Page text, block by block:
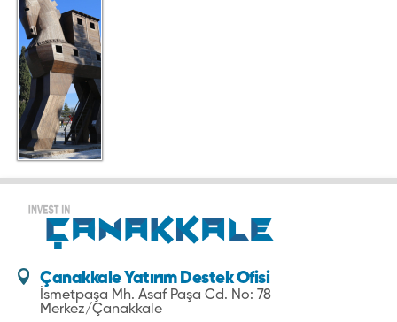
Çanakkale Yatırım Destek Ofisi
İsmetpaşa Mh. Asaf Paşa Cd. No: 78
Merkez/Çanakkale